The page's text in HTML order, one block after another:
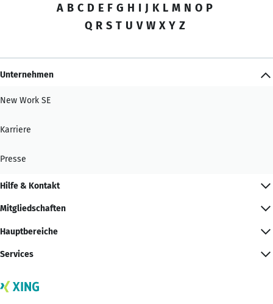
A B C D E F G H I J K L M N O P
Q R S T U V W X Y Z
Unternehmen
New Work SE
Karriere
Presse
Hilfe & Kontakt
Mitgliedschaften
Hauptbereiche
Services